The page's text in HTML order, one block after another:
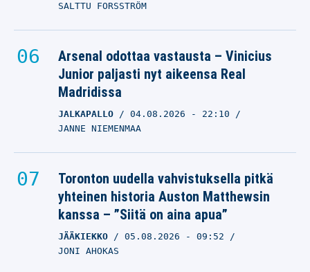
SALTTU FORSSTRÖM
Arsenal odottaa vastausta – Vinicius
Junior paljasti nyt aikeensa Real
Madridissa
JALKAPALLO 04.08.2026 - 22:10
JANNE NIEMENMAA
Toronton uudella vahvistuksella pitkä
yhteinen historia Auston Matthewsin
kanssa – ”Siitä on aina apua”
JÄÄKIEKKO 05.08.2026 - 09:52
JONI AHOKAS